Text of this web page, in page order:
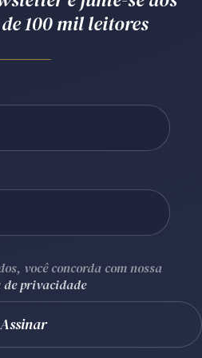
Receba por RSS
/PR CEP80240-000
100 mil leitores
você concorda com nossa
privacidade